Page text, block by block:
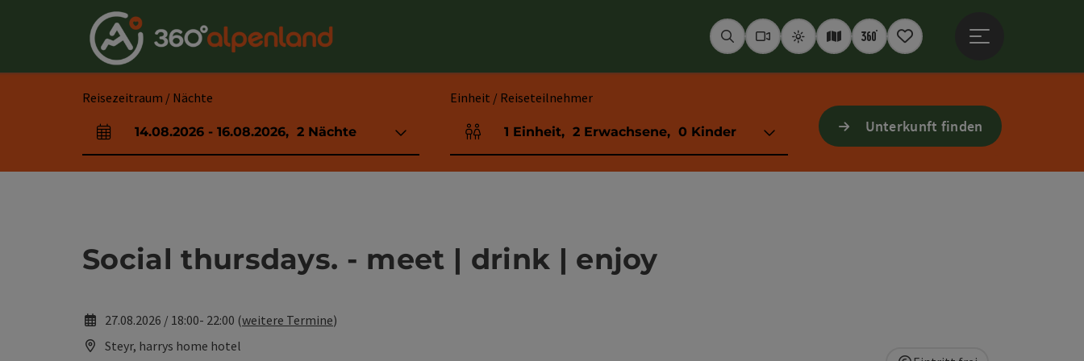
Accesskey
[0]
Zur NavigationAccesskey
[1]
Zum Seitenanfang[2]
Zur Kontaktseite Accesskey
[3]
Accesskey
[4]
Zum ImpressumAccesskey
[5]
Zu den Hinweisen zur Bedienung der Website
Zur StartseiteAccesskey
[7]
SuchenWebcams
WetterInteraktive Karte
360° Panoramen
Merkzettel
Reisezeitraum / Nächte
An- und Abreisefelder
14.08.2026 - 16.08.2026, 2 Nächte
Einheit / Reiseteilnehmer
Einheitenanzahl und Personenfelder
1 Einheit, 2 Erwachsene, 0 Kinder Unterkunft finden
Social thursdays. - meet | drink | enjoy
27.08.2026 / 18:00- 22:00 (weitere Termine)
Steyr, harrys home hotel